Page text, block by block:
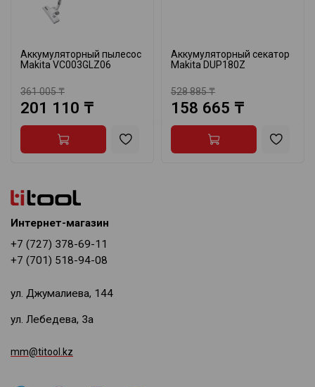
Аккумуляторный пылесос
Makita VC003GLZ06
361 005 ₸
201 110 ₸
Аккумуляторный секатор
Makita DUP180Z
528 885 ₸
158 665 ₸
Интернет-магазин
+7 (727) 378-69-11
+7 (701) 518-94-08
ул. Джумалиева, 144
ул. Лебедева, 3а
mm@titool.kz